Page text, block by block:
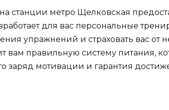
станции метро Щелковская
для вас персональные
упражнений и страховать вас
вам правильную систему питания,
заряд мотивации и гарантия